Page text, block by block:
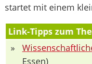
startet mit einem
Link-Tipps zum
»
Essen)